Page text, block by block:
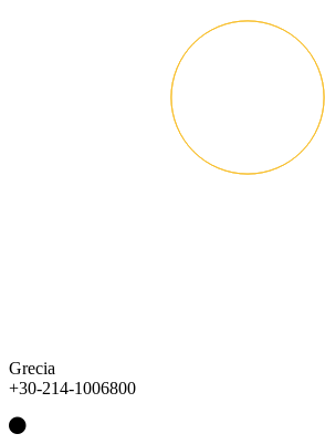
Grecia
+30-214-1006800